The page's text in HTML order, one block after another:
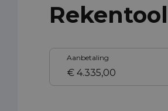
Rekentool
Aanbetaling